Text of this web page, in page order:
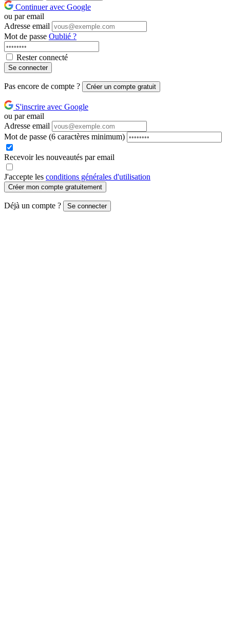
Continuer avec Google
ou par email
Adresse email
Mot de passe Oublié ?
Rester connecté
Se connecter
Pas encore de compte ? Créer un compte gratuit
S'inscrire avec Google
ou par email
Adresse email
Mot de passe (6 caractères minimum)
Recevoir les nouveautés par email
J'accepte les conditions générales d'utilisation
Créer mon compte gratuitement
Déjà un compte ? Se connecter